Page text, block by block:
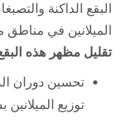
البقع الداكنة
الميلانين في مناطق
تقليل مظهر هذه
تحسين دوران
توزيع الميلانين